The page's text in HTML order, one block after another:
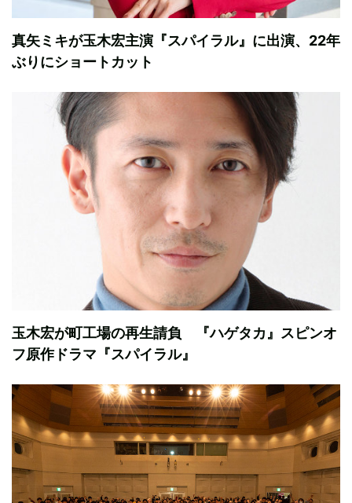
真矢ミキが玉木宏主演『スパイラル』に出演、22年
ぶりにショートカット
玉木宏が町工場の再生請負 『ハゲタカ』スピンオ
フ原作ドラマ『スパイラル』